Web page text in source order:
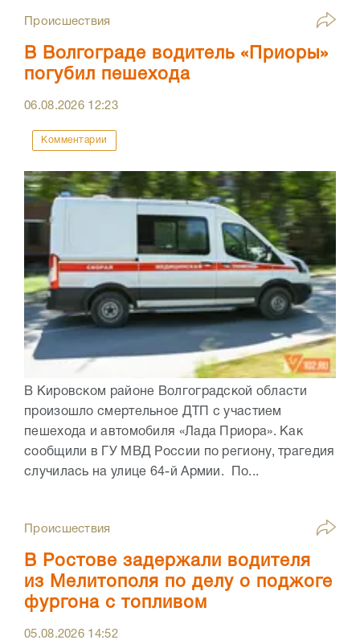
Происшествия
В Волгограде водитель «Приоры»
погубил пешехода
06.08.2026 12:23
Комментарии
В Кировском районе Волгоградской области
произошло смертельное ДТП с участием
пешехода и автомобиля «Лада Приора». Как
сообщили в ГУ МВД России по региону, трагедия
случилась на улице 64-й Армии. По...
Происшествия
В Ростове задержали водителя
из Мелитополя по делу о поджоге
фургона с топливом
05.08.2026 14:52